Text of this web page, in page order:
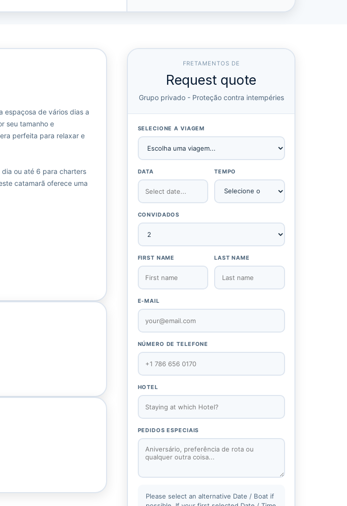
espaçosa de vários dias a
seu tamanho e
perfeita para relaxar e
ou até 6 para charters
catamarã oferece uma
FRETAMENTOS DE
Request quote
Grupo privado - Proteção contra intempéries
SELECIONE A VIAGEM
DATA TEMPO
CONVIDADOS
FIRST NAME LAST NAME
E-MAIL
NÚMERO DE TELEFONE
HOTEL
PEDIDOS ESPECIAIS
Please select an alternative Date / Boat if